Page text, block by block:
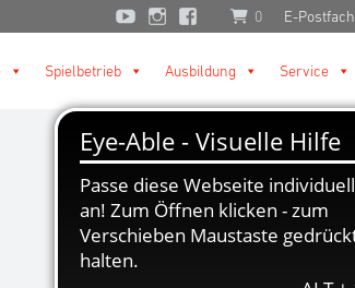
0 E-Postfach
Spielbetrieb Ausbildung Service